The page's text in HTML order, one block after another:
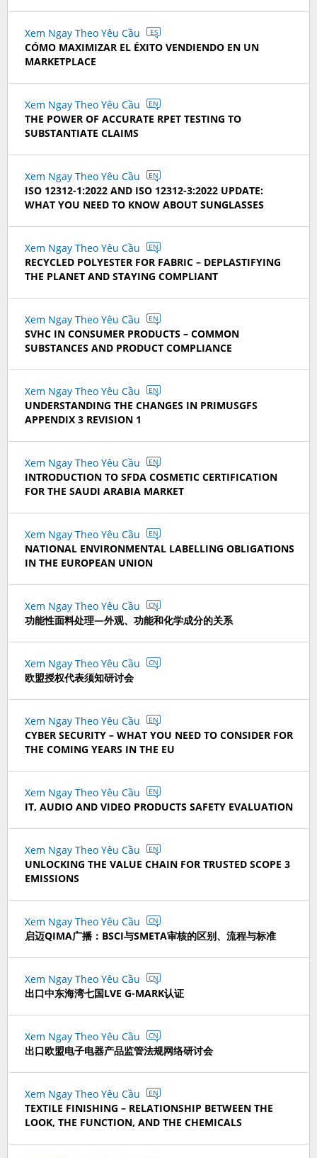
Xem Ngay Theo Yêu Cầu ES
CÓMO MAXIMIZAR EL ÉXITO VENDIENDO EN UN
MARKETPLACE
Xem Ngay Theo Yêu Cầu EN
THE POWER OF ACCURATE RPET TESTING TO
SUBSTANTIATE CLAIMS
Xem Ngay Theo Yêu Cầu EN
ISO 12312-1:2022 AND ISO 12312-3:2022 UPDATE:
WHAT YOU NEED TO KNOW ABOUT SUNGLASSES
Xem Ngay Theo Yêu Cầu EN
RECYCLED POLYESTER FOR FABRIC – DEPLASTIFYING
THE PLANET AND STAYING COMPLIANT
Xem Ngay Theo Yêu Cầu EN
SVHC IN CONSUMER PRODUCTS – COMMON
SUBSTANCES AND PRODUCT COMPLIANCE
Xem Ngay Theo Yêu Cầu EN
UNDERSTANDING THE CHANGES IN PRIMUSGFS
APPENDIX 3 REVISION 1
Xem Ngay Theo Yêu Cầu EN
INTRODUCTION TO SFDA COSMETIC CERTIFICATION
FOR THE SAUDI ARABIA MARKET
Xem Ngay Theo Yêu Cầu EN
NATIONAL ENVIRONMENTAL LABELLING OBLIGATIONS
IN THE EUROPEAN UNION
Xem Ngay Theo Yêu Cầu CN
功能性面料处理—外观、功能和化学成分的关系
Xem Ngay Theo Yêu Cầu CN
欧盟授权代表须知研讨会
Xem Ngay Theo Yêu Cầu EN
CYBER SECURITY – WHAT YOU NEED TO CONSIDER FOR
THE COMING YEARS IN THE EU
Xem Ngay Theo Yêu Cầu EN
IT, AUDIO AND VIDEO PRODUCTS SAFETY EVALUATION
Xem Ngay Theo Yêu Cầu EN
UNLOCKING THE VALUE CHAIN FOR TRUSTED SCOPE 3
EMISSIONS
Xem Ngay Theo Yêu Cầu CN
启迈QIMA广播：BSCI与SMETA审核的区别、流程与标准
Xem Ngay Theo Yêu Cầu CN
出口中东海湾七国LVE G-MARK认证
Xem Ngay Theo Yêu Cầu CN
出口欧盟电子电器产品监管法规网络研讨会
Xem Ngay Theo Yêu Cầu EN
TEXTILE FINISHING – RELATIONSHIP BETWEEN THE
LOOK, THE FUNCTION, AND THE CHEMICALS